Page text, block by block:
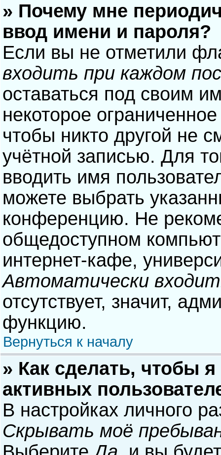
» Почему мне
ввод имени и пароля?
Если вы не отметили
входить при каждом
оставаться под своим
некоторое
чтобы никто другой не
учётной записью. Для
вводить имя
можете выбрать
конференцию. Не
общедоступном
интернет-кафе,
Автоматически
отсутствует, значит,
функцию.
Вернуться к началу
» Как сделать, чтобы
активных
В настройках личного
Скрывать моё